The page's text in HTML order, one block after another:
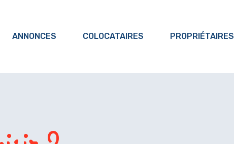
ANNONCES COLOCATAIRES PROPRIÉTAIRES